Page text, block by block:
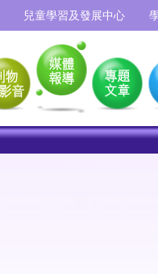
兒童學習及發展中心